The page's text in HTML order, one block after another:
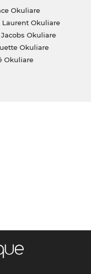
Okuliare
Laurent Okuliare
Jacobs Okuliare
Okuliare
Okuliare